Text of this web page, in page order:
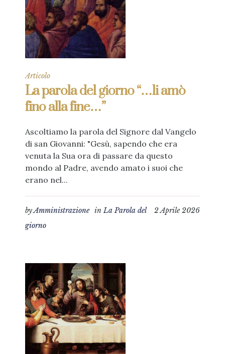
Articolo
La parola del giorno “…li amò
fino alla fine…”
Ascoltiamo la parola del Signore dal Vangelo
di san Giovanni: "Gesù, sapendo che era
venuta la Sua ora di passare da questo
mondo al Padre, avendo amato i suoi che
erano nel...
2 Aprile 2026
byAmministrazione inLa Parola del
giorno